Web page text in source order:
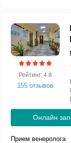
Рейтинг: 4.8
155 отзывов
Онлайн
Прием венеролога